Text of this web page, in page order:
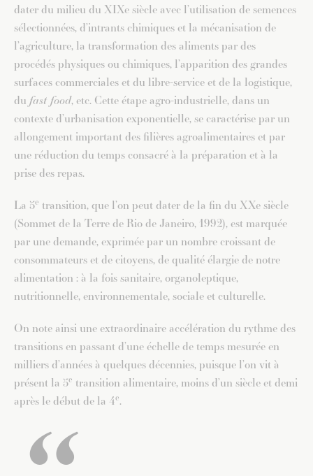
dater du milieu du XIXe siècle avec l’utilisation de semences
sélectionnées, d’intrants chimiques et la mécanisation de
l’agriculture, la transformation des aliments par des
procédés physiques ou chimiques, l’apparition des grandes
surfaces commerciales et du libre-service et de la logistique,
du fast food, etc. Cette étape agro-industrielle, dans un
contexte d’urbanisation exponentielle, se caractérise par un
allongement important des filières agroalimentaires et par
une réduction du temps consacré à la préparation et à la
prise des repas.
La 5e transition, que l’on peut dater de la fin du XXe siècle
(Sommet de la Terre de Rio de Janeiro, 1992), est marquée
par une demande, exprimée par un nombre croissant de
consommateurs et de citoyens, de qualité élargie de notre
alimentation : à la fois sanitaire, organoleptique,
nutritionnelle, environnementale, sociale et culturelle.
On note ainsi une extraordinaire accélération du rythme des
transitions en passant d’une échelle de temps mesurée en
milliers d’années à quelques décennies, puisque l’on vit à
présent la 5e transition alimentaire, moins d’un siècle et demi
après le début de la 4e.